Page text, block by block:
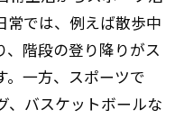
常では、例えば散歩中
、階段の登り降りがス
。一方、スポーツで
、バスケットボールな